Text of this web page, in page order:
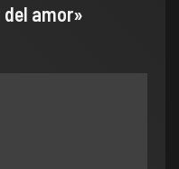
amor»